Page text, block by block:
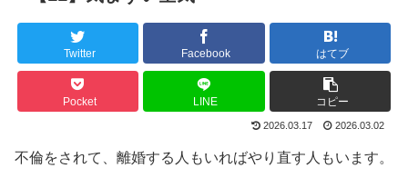
Twitter Facebook はてブ
Pocket LINE コピー
2026.03.17 2026.03.02
不倫をされて、離婚する人もいればやり直す人もいます。